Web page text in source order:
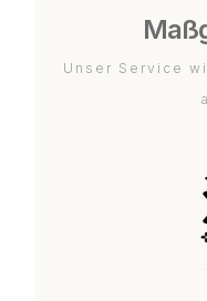
Unser Service